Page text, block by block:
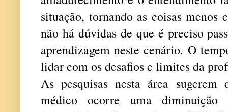
situação, tornando as coisas menos
não há dúvidas de que é preciso
aprendizagem neste cenário. O
lidar com os desafios e limites da
As pesquisas nesta área
médico ocorre uma diminuição